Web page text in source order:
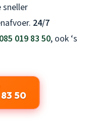
sneller
24/7
085 019 83 50, ook ‘s
83 50